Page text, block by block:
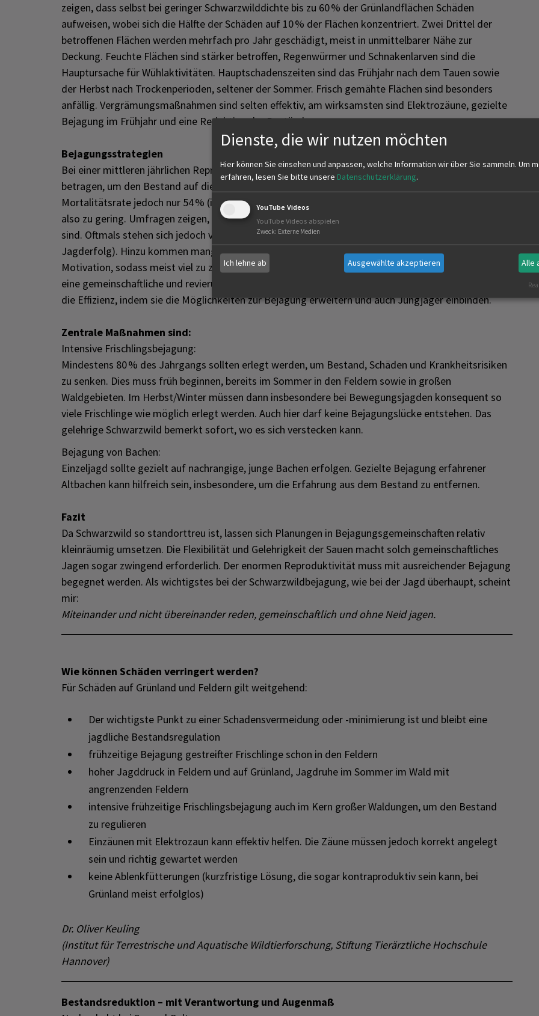
zeigen, dass selbst bei geringer Schwarzwilddichte bis zu 60 % der Grünlandflächen Schäden
aufweisen, wobei sich die Hälfte der Schäden auf 10 % der Flächen konzentriert. Zwei Drittel der
betroffenen Flächen werden mehrfach pro Jahr geschädigt, meist in unmittelbarer Nähe zur
Deckung. Feuchte Flächen sind stärker betroffen, Regenwürmer und Schnakenlarven sind die
Hauptursache für Wühlaktivitäten. Hauptschadenszeiten sind das Frühjahr nach dem Tauen sowie
der Herbst nach Trockenperioden, seltener der Sommer. Frisch gemähte Flächen sind besonders
anfällig. Vergrämungsmaßnahmen sind selten effektiv, am wirksamsten sind Elektrozäune, gezielte
Bejagung im Frühjahr und eine Reduktion der Bestände.
Bejagungsstrategien
Bei einer mittleren jährlichen Reproduktionsrate von 200 % muss die jährliche Sterblichkeit 66,6 %
betragen, um den Bestand auf diesem Niveau zu regulieren. In Deutschland beträgt die
Mortalitätsrate jedoch nur 54 % (inkl. natürlicher Sterblichkeit). Die Bejagung ist für eine Regulation
also zu gering. Umfragen zeigen, dass die Probleme und einige Lösungsansätze durchaus bekannt
sind. Oftmals stehen sich jedoch verschiedene Interessen im Weg (hohe Wildschäden vs. leichter
Jagderfolg). Hinzu kommen mangelnde Kenntnis der wildbiologischen Fakten, mangelnde Zeit und
Motivation, sodass meist viel zu zaghaft bejagt wird. Für eine effektive Reduktion des Bestands ist
eine gemeinschaftliche und revierübergreifende Jagd essenziell. Bejagungsgemeinschaften steigern
die Effizienz, indem sie die Möglichkeiten zur Bejagung erweitern und auch Jungjäger einbinden.
Zentrale Maßnahmen sind:
Intensive Frischlingsbejagung:
Mindestens 80 % des Jahrgangs sollten erlegt werden, um Bestand, Schäden und Krankheitsrisiken
zu senken. Dies muss früh beginnen, bereits im Sommer in den Feldern sowie in großen
Waldgebieten. Im Herbst/Winter müssen dann insbesondere bei Bewegungsjagden konsequent so
viele Frischlinge wie möglich erlegt werden. Auch hier darf keine Bejagungslücke entstehen. Das
gelehrige Schwarzwild bemerkt sofort, wo es sich verstecken kann.
Bejagung von Bachen:
Einzeljagd sollte gezielt auf nachrangige, junge Bachen erfolgen. Gezielte Bejagung erfahrener
Altbachen kann hilfreich sein, insbesondere, um die Erfahrung aus dem Bestand zu entfernen.
Fazit
Da Schwarzwild so standorttreu ist, lassen sich Planungen in Bejagungsgemeinschaften relativ
kleinräumig umsetzen. Die Flexibilität und Gelehrigkeit der Sauen macht solch gemeinschaftliches
Jagen sogar zwingend erforderlich. Der enormen Reproduktivität muss mit ausreichender Bejagung
begegnet werden. Als wichtigstes bei der Schwarzwildbejagung, wie bei der Jagd überhaupt, scheint
mir:
Miteinander und nicht übereinander reden, gemeinschaftlich und ohne Neid jagen.
Wie können Schäden verringert werden?
Für Schäden auf Grünland und Feldern gilt weitgehend:
Der wichtigste Punkt zu einer Schadensvermeidung oder -minimierung ist und bleibt eine
jagdliche Bestandsregulation
frühzeitige Bejagung gestreifter Frischlinge schon in den Feldern
hoher Jagddruck in Feldern und auf Grünland, Jagdruhe im Sommer im Wald mit
angrenzenden Feldern
intensive frühzeitige Frischlingsbejagung auch im Kern großer Waldungen, um den Bestand
zu regulieren
Einzäunen mit Elektrozaun kann effektiv helfen. Die Zäune müssen jedoch korrekt angelegt
sein und richtig gewartet werden
keine Ablenkfütterungen (kurzfristige Lösung, die sogar kontraproduktiv sein kann, bei
Grünland meist erfolglos)
Dr. Oliver Keuling
(Institut für Terrestrische und Aquatische Wildtierforschung, Stiftung Tierärztliche Hochschule
Hannover)
Bestandsreduktion – mit Verantwortung und Augenmaß
Dienste, die wir nutzen möchten
Hier können Sie einsehen und anpassen, welche Information wir über Sie sammeln. Um
erfahren, lesen Sie bitte unsere Datenschutzerklärung.
YouTube Videos
YouTube Videos abspielen
Zweck: Externe Medien
Ich lehne ab Ausgewählte akzeptieren Alle